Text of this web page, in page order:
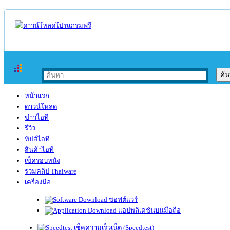
หน้าแรก
ดาวน์โหลด
ข่าวไอที
รีวิว
ทิปส์ไอที
สินค้าไอที
เช็ครอบหนัง
รวมคลิป Thaiware
เครื่องมือ
ซอฟต์แวร์
แอปพลิเคชันบนมือถือ
เช็คความเร็วเน็ต (Speedtest)